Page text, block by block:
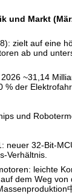
und Markt
zielt auf eine
ab und
~31,14
% der
und
neuer 32-Bit-
Verhältnis.
leichte
dem Weg von